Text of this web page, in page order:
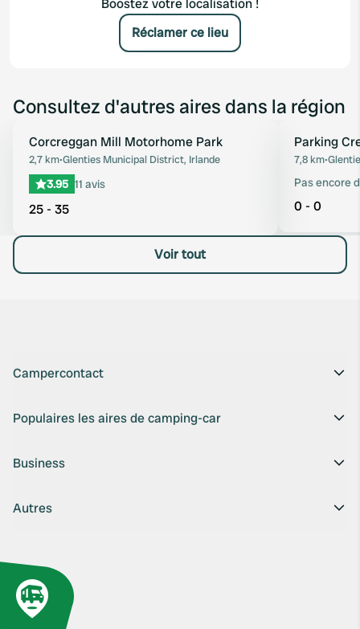
Boostez votre localisation !
Réclamer ce lieu
Consultez d'autres aires dans la région
Préféré
Corcreggan Mill Motorhome Park
2,7 km•Glenties Municipal District, Irlande
3.95 11 avis
25 - 35
Parking
7,8 km•
Pas encore
0 - 0
Voir tout
Campercontact
Populaires les aires de camping-car
Business
Autres